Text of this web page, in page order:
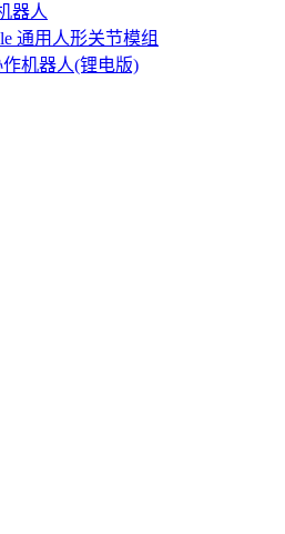
器人
通用人形关节模组
机器人(锂电版)